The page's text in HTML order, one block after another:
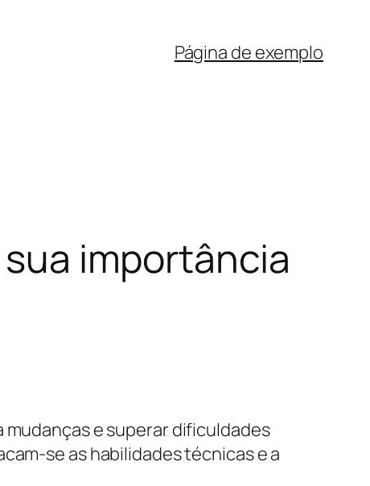
Página de exemplo
importância
e superar dificuldades
se as habilidades técnicas e a